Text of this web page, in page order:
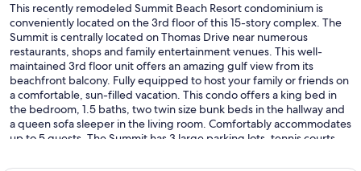
This recently remodeled Summit Beach Resort condominium is
conveniently located on the 3rd floor of this 15-story complex. The
Summit is centrally located on Thomas Drive near numerous
restaurants, shops and family entertainment venues. This well-
maintained 3rd floor unit offers an amazing gulf view from its
beachfront balcony. Fully equipped to host your family or friends on
a comfortable, sun-filled vacation. This condo offers a king bed in
the bedroom, 1.5 baths, two twin size bunk beds in the hallway and
a queen sofa sleeper in the living room. Comfortably accommodates
up to 5 guests. The Summit has 3 large parking lots, tennis courts,
tubs and dry saunas. Additionally, there is a gift shop/convenience